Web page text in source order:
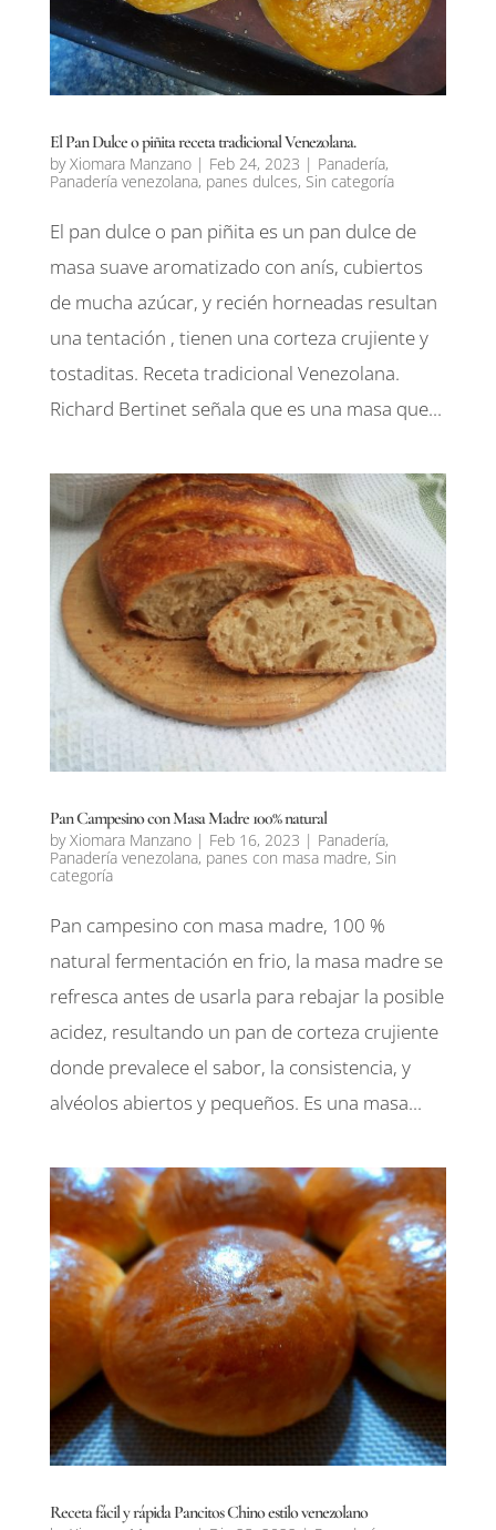
El Pan Dulce o piñita receta tradicional Venezolana.
byXiomara Manzano| Feb 24, 2023 | Panadería,
Panadería venezolana, panes dulces, Sin categoría
El pan dulce o pan piñita es un pan dulce de
masa suave aromatizado con anís, cubiertos
de mucha azúcar, y recién horneadas resultan
una tentación , tienen una corteza crujiente y
tostaditas. Receta tradicional Venezolana.
Richard Bertinet señala que es una masa que...
Pan Campesino con Masa Madre 100% natural
byXiomara Manzano| Feb 16, 2023 | Panadería,
Panadería venezolana, panes con masa madre, Sin
categoría
Pan campesino con masa madre, 100 %
natural fermentación en frio, la masa madre se
refresca antes de usarla para rebajar la posible
acidez, resultando un pan de corteza crujiente
donde prevalece el sabor, la consistencia, y
alvéolos abiertos y pequeños. Es una masa...
Receta fácil y rápida Pancitos Chino estilo venezolano